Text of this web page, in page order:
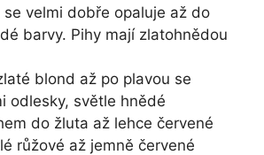
se velmi dobře opaluje až do
barvy. Pihy mají zlatohnědou
blond až po plavou se
odlesky, světle hnědé
do žluta až lehce červené
růžové až jemně červené